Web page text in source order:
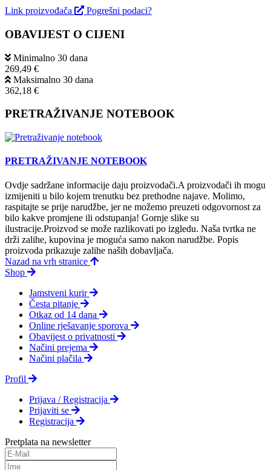
Link proizvođača Pogrešni podaci?
OBAVIJEST O CIJENI
Minimalno 30 dana
269,49 €
Maksimalno 30 dana
362,18 €
PRETRAŽIVANJE NOTEBOOK
PRETRAŽIVANJE NOTEBOOK
Ovdje sadržane informacije daju proizvodači.A proizvodači ih mogu
izmijeniti u bilo kojem trenutku bez prethodne najave. Molimo,
raspitajte se prije narudžbe, jer ne možemo preuzeti odgovornost za
bilo kakve promjene ili odstupanja! Gornje slike su
ilustracije.Proizvod se može razlikovati po izgledu. Naša tvrtka ne
drži zalihe, kupovina je moguća samo nakon narudžbe. Popis
proizvoda prikazuje zalihe naših dobavljača.
Nazad na vrh stranice
Shop
Jamstveni kurir
Česta pitanje
Otkaz od 14 dana
Online rješavanje sporova
Obavijest o privatnosti
Načini prejema
Načini plačila
Profil
Prijava / Registracija
Prijaviti se
Registracija
Pretplata na newsletter